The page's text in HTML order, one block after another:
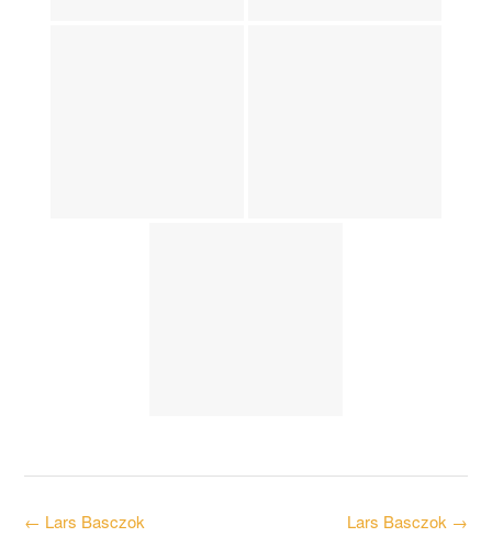
Post Lars Basczok →
← Lars Basczok